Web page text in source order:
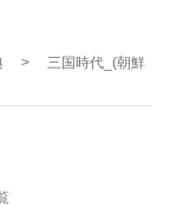
>
三国時代_(朝鮮